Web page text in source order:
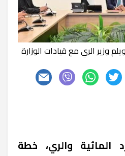
وزير الري مع قيادات الوزارة
المائية والري، خطة